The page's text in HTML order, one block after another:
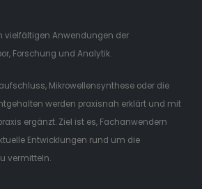
vielfältigen Anwendungen der
Forschung und Analytik.
Mikrowellensynthese oder die
werden praxisnah erklärt und mit
ergänzt. Ziel ist es, Fachanwendern
Entwicklungen rund um die
vermitteln.